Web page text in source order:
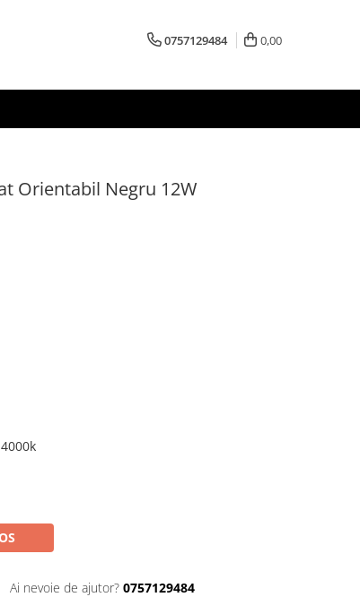
0757129484 0,00
Orientabil Negru 12W
Ai nevoie de ajutor? 0757129484